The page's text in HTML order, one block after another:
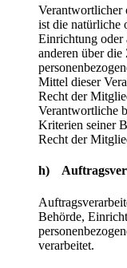
Verantwortlicher
ist die natürliche
Einrichtung oder
anderen über
Mittel dieser
Recht der
Verantwortliche
Kriterien seiner
Recht der
h)
Behörde,
verarbeitet.